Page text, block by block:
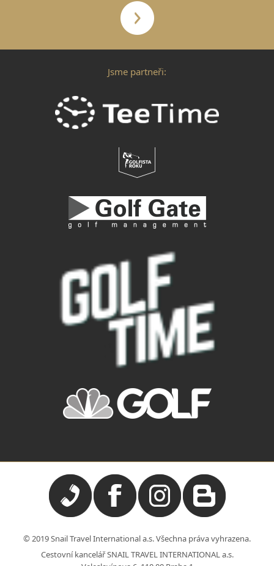
Jsme partneři:
© 2019 Snail Travel International a.s. Všechna práva vyhrazena.
Cestovní kancelář SNAIL TRAVEL INTERNATIONAL a.s.